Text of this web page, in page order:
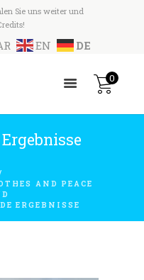
Sie uns weiter und
EN DE
0
AND PEACE
ERGEBNISSE